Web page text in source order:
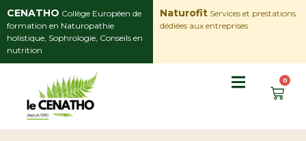
CENATHO Collège Européen de
formation en Naturopathie
holistique, Sophrologie, Conseils en
nutrition
Naturofit Services et prestations
dédiées aux entreprises
0